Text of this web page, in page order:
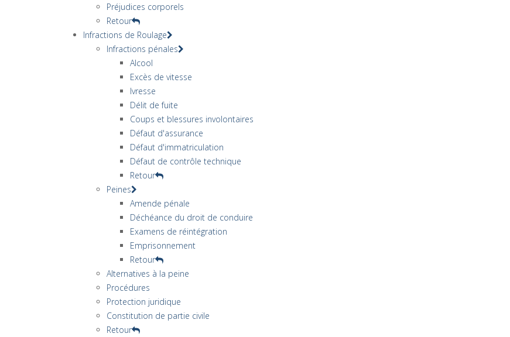
Préjudices corporels
Retour
Infractions de Roulage
Infractions pénales
Alcool
Excès de vitesse
Ivresse
Délit de fuite
Coups et blessures involontaires
Défaut d'assurance
Défaut d'immatriculation
Défaut de contrôle technique
Retour
Peines
Amende pénale
Déchéance du droit de conduire
Examens de réintégration
Emprisonnement
Retour
Alternatives à la peine
Procédures
Protection juridique
Constitution de partie civile
Retour